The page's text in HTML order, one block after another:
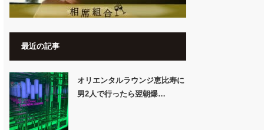
最近の記事
オリエンタルラウンジ恵比寿に
男2人で行ったら翌朝爆…